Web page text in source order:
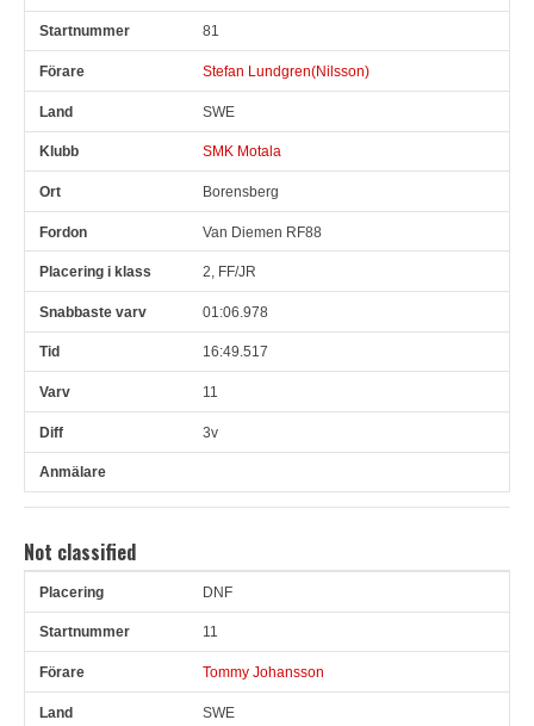
81
Stefan Lundgren(Nilsson)
SWE
SMK Motala
Borensberg
Van Diemen RF88
2, FF/JR
01:06.978
16:49.517
11
3v
Not classified
Pl Snr Land
DNF
11
Tommy Johansson
SWE